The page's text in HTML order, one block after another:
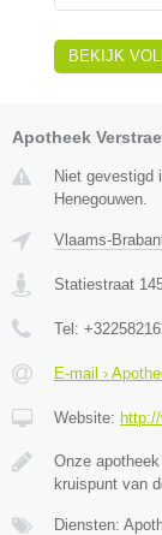
BEKIJK
Apotheek
Niet gevestigd
Henegouwen.
Vlaams-
Statiestraat
Tel:
E-mail ›
Website:
Onze
kruispunt van
Diensten: